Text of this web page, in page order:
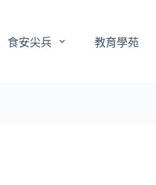
食安尖兵 教育學苑